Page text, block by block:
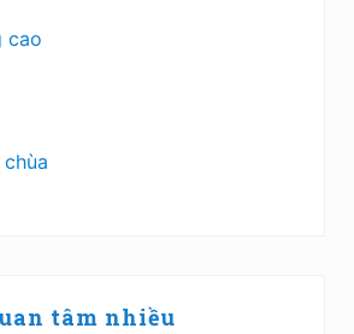
cao
tâm nhiều